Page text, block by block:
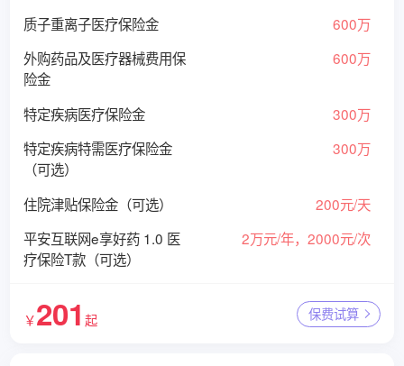
质子重离子医疗保险金
600万
外购药品及医疗器械费用保
险金
600万
特定疾病医疗保险金
300万
特定疾病特需医疗保险金
（可选）
300万
住院津贴保险金（可选）
200元/天
平安互联网e享好药 1.0 医
疗保险T款（可选）
2万元/年，2000元/次
￥201起 保费试算